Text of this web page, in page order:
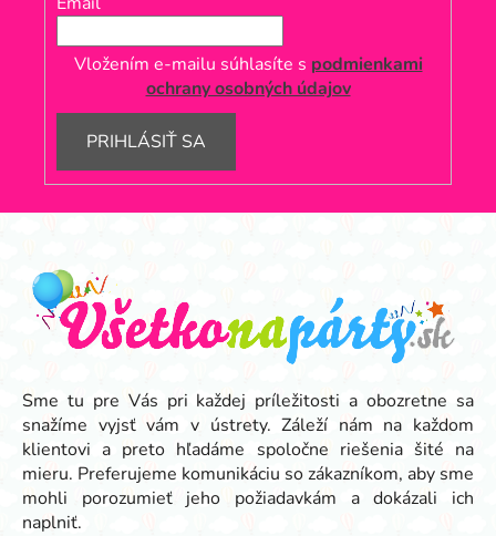
Vložením e-mailu súhlasíte s podmienkami
ochrany osobných údajov
PRIHLÁSIŤ SA
Z
Sme tu pre Vás pri každej príležitosti a obozretne sa
snažíme vyjsť vám v ústrety. Záleží nám na každom
klientovi a preto hľadáme spoločne riešenia šité na
mieru. Preferujeme komunikáciu so zákazníkom, aby sme
mohli porozumieť jeho požiadavkám a dokázali ich
naplniť.